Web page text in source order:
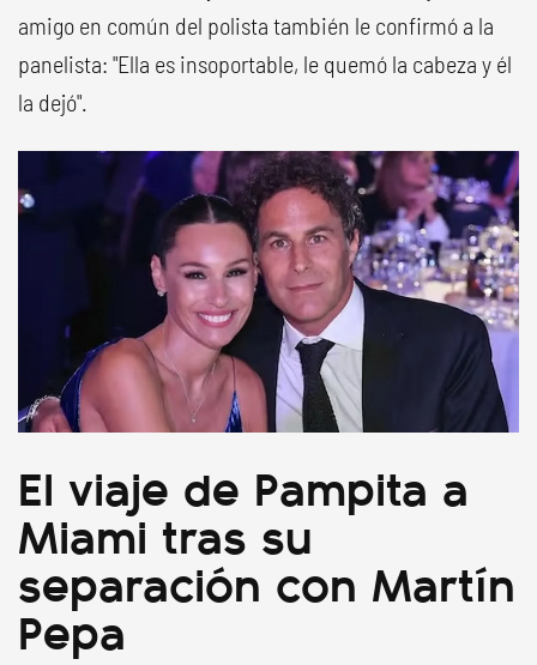
amigo en común del polista también le confirmó a la
panelista: "Ella es insoportable, le quemó la cabeza y él
la dejó".
El viaje de Pampita a
Miami tras su
separación con Martín
Pepa